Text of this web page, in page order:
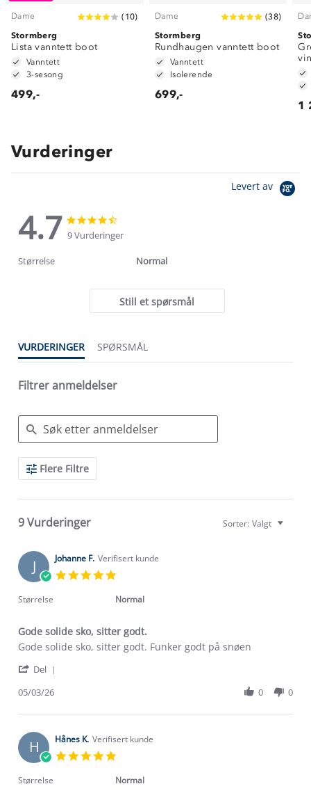
Dame ( 10)
Stormberg
Lista vanntett boot
Vanntett
3-sesong
499,-
Dame (38)
Stormberg
Rundhaugen vanntett boot
Vanntett
Isolerende
699,-
1
Vurderinger
Levert av
4.7
4.7
star
rating
star
9 Vurderinger
Størrelse Normal
Still et spørsmål
VURDERINGER SPØRSMÅL
Filtrer anmeldelser
Search
ReviewsFlere Filtre
9 Vurderinger Sorter: Valgt
J Johanne F. Verifisert kunde
rating
Størrelse Normal
Gode solide sko, sitter godt.
Review
Johanne
on
Mar
review
Gode
sko,
godt.
Gode solide sko, sitter godt. Funker godt på snøen
Del
Johanne
on
5
Mar
05/03/26 0 0
H Hånes K. Verifisert kunde
rating
Størrelse Normal